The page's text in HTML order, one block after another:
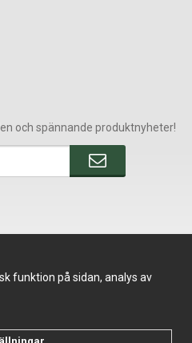
och spännande produktnyheter!
funktion på sidan, analys av